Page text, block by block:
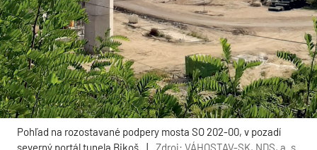
Pohľad na rozostavané podpery mosta SO 202-00, v pozadí
severný portál tunela Bikoš
Zdroj: VÁHOSTAV-SK, NDS, a. s.